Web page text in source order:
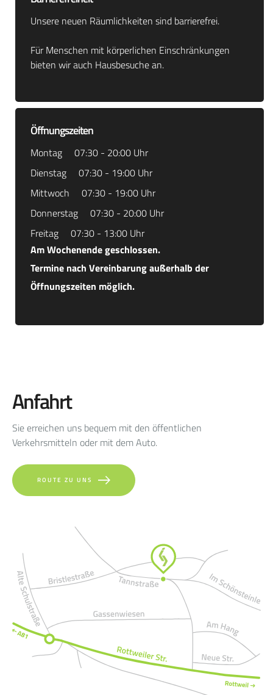
Unsere neuen Räumlichkeiten sind barrierefrei.
Für Menschen mit körperlichen Einschränkungen
bieten wir auch Hausbesuche an.
Öffnungszeiten
07:30 - 20:00 Uhr
Montag
07:30 - 19:00 Uhr
Dienstag
07:30 - 19:00 Uhr
Mittwoch
07:30 - 20:00 Uhr
Donnerstag
07:30 - 13:00 Uhr
Freitag
Am Wochenende geschlossen.
Termine nach Vereinbarung außerhalb der
Öffnungszeiten möglich.
Anfahrt
Sie erreichen uns bequem mit den öffentlichen
Verkehrsmitteln oder mit dem Auto.
ROUTE ZU UNS